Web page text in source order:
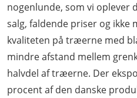
nogenlunde, som vi oplever
salg, faldende priser og ikke
kvaliteten på træerne med
mindre afstand mellem
halvdel af træerne. Der
procent af den danske